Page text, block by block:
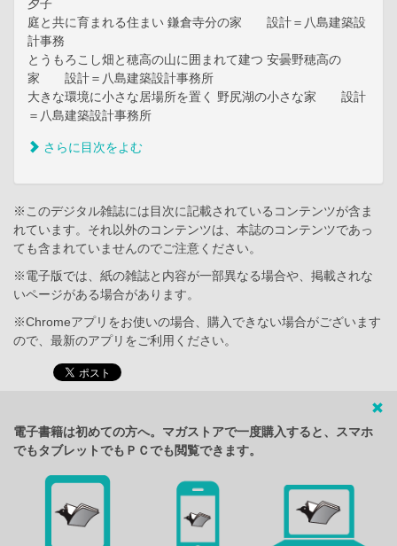
夕子
庭と共に育まれる住まい 鎌倉寺分の家 設計＝八島建築設
計事務
とうもろこし畑と穂高の山に囲まれて建つ 安曇野穂高の
家 設計＝八島建築設計事務所
大きな環境に小さな居場所を置く 野尻湖の小さな家 設計
＝八島建築設計事務所
さらに目次をよむ
※このデジタル雑誌には目次に記載されているコンテンツが含ま
れています。それ以外のコンテンツは、本誌のコンテンツであっ
ても含まれていませんのでご注意ください。
※電子版では、紙の雑誌と内容が一部異なる場合や、掲載されな
いページがある場合があります。
※Chromeアプリをお使いの場合、購入できない場合がございます
ので、最新のアプリをご利用ください。
電子書籍は初めての方へ。マガストアで一度購入すると、スマホ
でもタブレットでもＰＣでも閲覧できます。